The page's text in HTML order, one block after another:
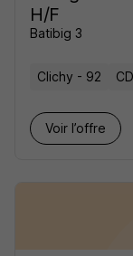
H/F
Batibig 3
Clichy - 92
Voir l’offre